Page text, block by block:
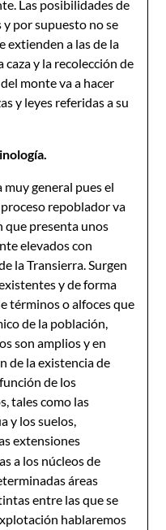
Las posibilidades de
por supuesto no se
extienden a las de la
y la recolección de
monte va a hacer
y leyes referidas a su
general pues el
repoblador va
que presenta unos
elevados con
la Transierra. Surgen
y de forma
términos o alfoces que
de la población,
son amplios y en
de la existencia de
de los
tales como las
y los suelos,
extensiones
a los núcleos de
áreas
entre las que se
hablaremos